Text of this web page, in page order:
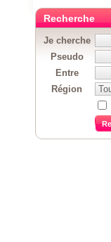
Recherche
Je cherche
Pseudo
Entre
Région